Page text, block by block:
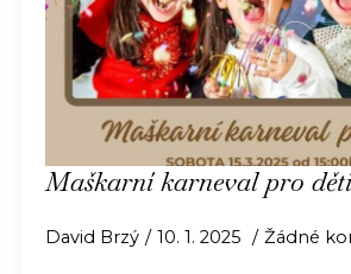
Maškarní karneval pro děti
David Brzý 10. 1. 2025 Žádné